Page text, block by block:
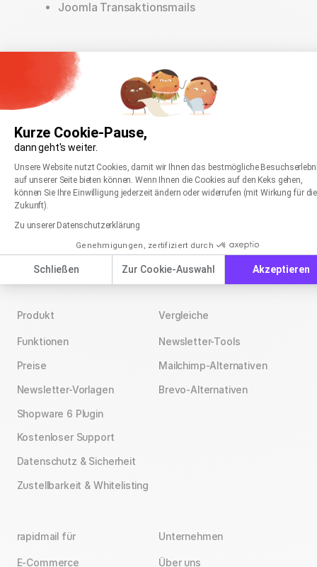
Kurze Cookie-Pause,
dann geht's weiter.
Einwilligungsmanagementplattform: Passen
Unsere Website nutzt Cookies, damit wir Ihnen das bestmögliche
auf unserer Seite bieten können. Wenn Ihnen die Cookies auf den Keks gehen,
können Sie Ihre Einwilligung jederzeit ändern oder widerrufen (mit Wirkung für die
Zukunft).
Zu unserer Datenschutzerklärung
Genehmigungen, zertifiziert durch
Schließen Zur Cookie-Auswahl Akzeptieren
Axeptio consent
Joomla Transaktionsmails
War dieser Artikel hilfreich?
Ja
Nein
Produkt
Funktionen
Preise
Newsletter-Vorlagen
Shopware 6 Plugin
Kostenloser Support
Datenschutz & Sicherheit
Zustellbarkeit & Whitelisting
Vergleiche
Newsletter-Tools
Mailchimp-Alternativen
Brevo-Alternativen
rapidmail für
E-Commerce
Unternehmen
Über uns